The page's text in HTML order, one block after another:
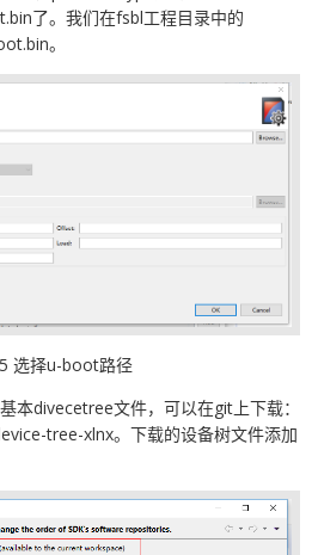
了。我们在fsbl工程目录中的
。
选择u-boot路径
本divecetree文件，可以在git上下载：
tree-xlnx。下载的设备树文件添加